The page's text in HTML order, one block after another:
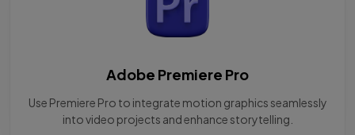
Adobe Premiere Pro
Use Premiere Pro to integrate motion graphics seamlessly
into video projects and enhance storytelling.